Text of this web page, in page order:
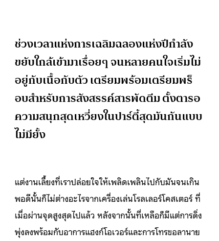
ช่วงเวลาแห่งการเฉลิมฉลองแห่งปีกำลัง
ขยับใกล้เข้ามาเรื่อยๆ จนหลายคนใจเริ่มไม่
อยู่กับเนื้อกับตัว เตรียมพร้อมเตรียมพร็
อบสำหรับการสังสรรค์สารพัดตีม ตั้งตารอ
ความสนุกสุดเหวี่ยงในปาร์ตี้สุดมันกันแบบ
ไม่มียั้ง
แต่งานเลี้ยงที่เราปล่อยใจให้เพลิดเพลินไปกับมันจนเกิน
พอดีนั้นก็ไม่ต่างอะไรจากเครื่องเล่นโรลเลอร์โคสเตอร์ ที่
เมื่อผ่านจุดสูงสุดไปแล้ว หลังจากนั้นที่เหลือก็มีแต่การดิ่ง
พุ่งลงพร้อมกับอาการแฮงก์โอเวอร์และการโทรขอลานาย